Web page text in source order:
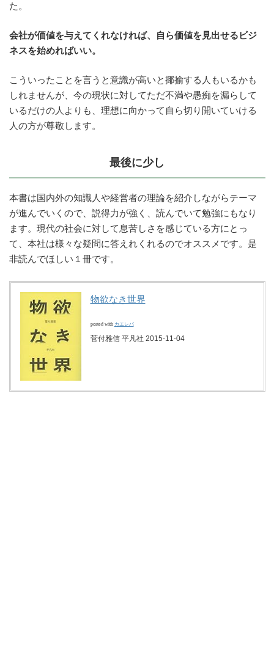
た。
会社が価値を与えてくれなければ、自ら価値を見出せるビジ
ネスを始めればいい。
こういったことを言うと意識が高いと揶揄する人もいるかも
しれませんが、今の現状に対してただ不満や愚痴を漏らして
いるだけの人よりも、理想に向かって自ら切り開いていける
人の方が尊敬します。
最後に少し
本書は国内外の知識人や経営者の理論を紹介しながらテーマ
が進んでいくので、説得力が強く、読んでいて勉強にもなり
ます。現代の社会に対して息苦しさを感じている方にとっ
て、本社は様々な疑問に答えれくれるのでオススメです。是
非読んでほしい１冊です。
物欲なき世界
posted with カエレバ
菅付雅信 平凡社 2015-11-04